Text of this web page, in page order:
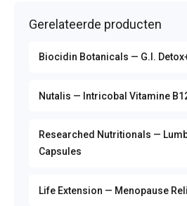
Gerelateerde producten
Biocidin Botanicals — G.I.
Nutalis — Intricobal Vitamine
Researched Nutritionals —
Capsules
Life Extension — Menopause